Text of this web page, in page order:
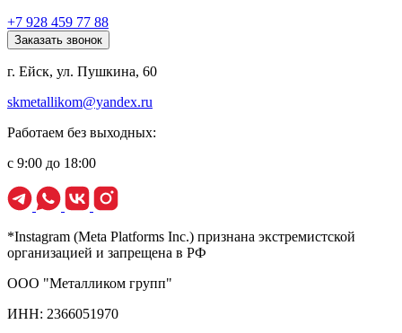
+7 928 459 77 88
Заказать звонок
г. Ейск, ул. Пушкина, 60
skmetallikom@yandex.ru
Работаем без выходных:
с 9:00 до 18:00
*Instagram (Meta Platforms Inc.) признана экстремистской
организацией и запрещена в РФ
ООО "Металликом групп"
ИНН: 2366051970